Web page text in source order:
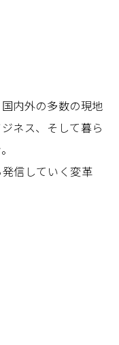
内外の多数の現地
ネス、そして暮ら
信していく変革